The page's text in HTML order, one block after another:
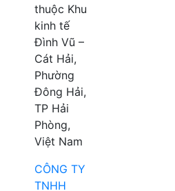
thuộc Khu
kinh tế
Đình Vũ –
Cát Hải,
Phường
Đông Hải,
TP Hải
Phòng,
Việt Nam
CÔNG TY
TNHH